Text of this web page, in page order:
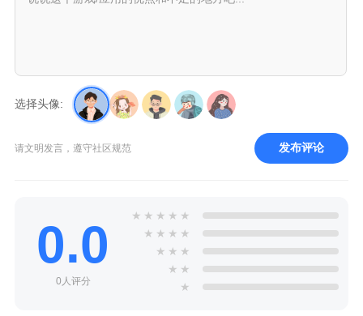
选择头像:
请文明发言，遵守社区规范 发布评论
0.0
0人评分
★ ★ ★ ★ ★
★ ★ ★ ★
★ ★ ★
★ ★
★